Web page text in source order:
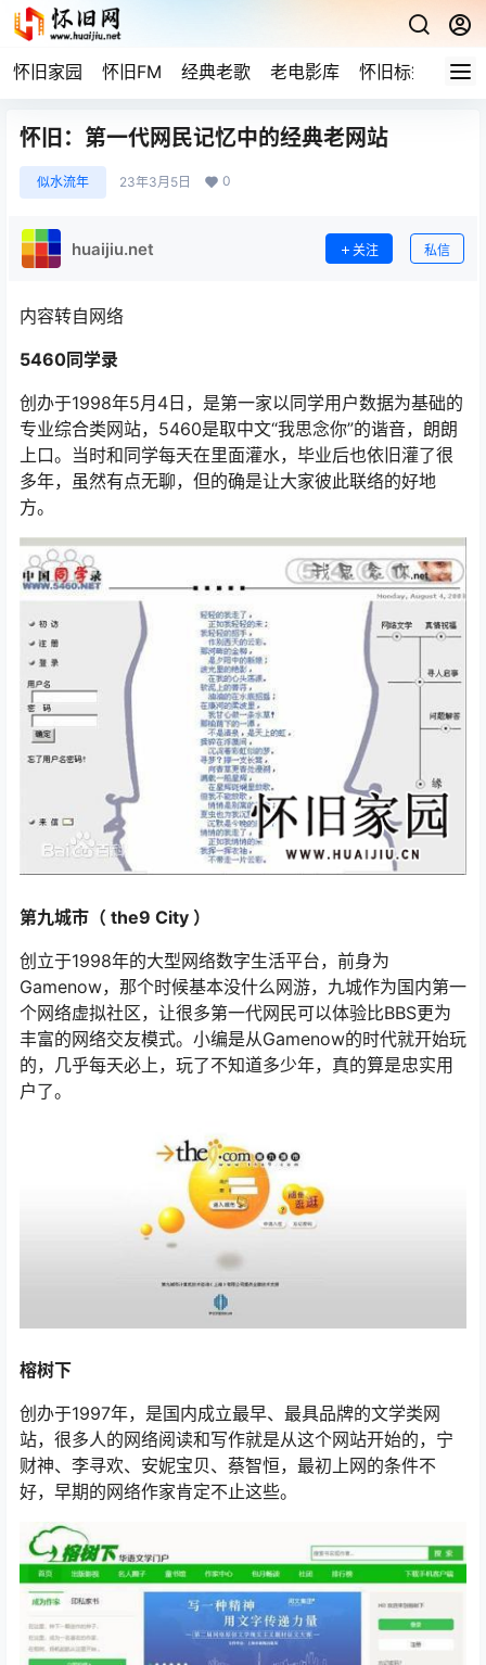
怀旧家园 怀旧FM 经典老歌 老电影库 怀旧标签 网
怀旧：第一代网民记忆中的经典老网站
似水流年 23年3月5日 0
huaijiu.net 关注 私信
内容转自网络
5460同学录
创办于1998年5月4日，是第一家以同学用户数据为基础的
专业综合类网站，5460是取中文“我思念你”的谐音，朗朗
上口。当时和同学每天在里面灌水，毕业后也依旧灌了很
多年，虽然有点无聊，但的确是让大家彼此联络的好地
方。
第九城市（ the9 City ）
创立于1998年的大型网络数字生活平台，前身为
Gamenow，那个时候基本没什么网游，九城作为国内第一
个网络虚拟社区，让很多第一代网民可以体验比BBS更为
丰富的网络交友模式。小编是从Gamenow的时代就开始玩
的，几乎每天必上，玩了不知道多少年，真的算是忠实用
户了。
榕树下
创办于1997年，是国内成立最早、最具品牌的文学类网
站，很多人的网络阅读和写作就是从这个网站开始的，宁
财神、李寻欢、安妮宝贝、蔡智恒，最初上网的条件不
好，早期的网络作家肯定不止这些。